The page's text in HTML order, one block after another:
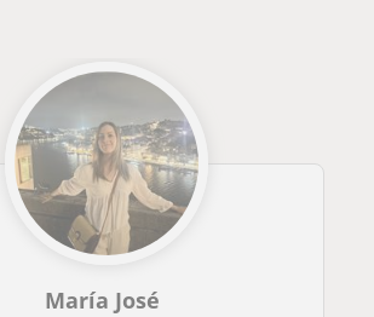
María José